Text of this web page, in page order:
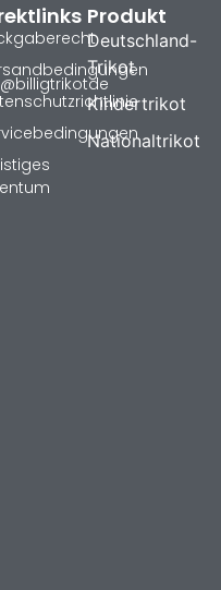
Produkt
Deutschland-
Trikot
Kindertrikot
Nationaltrikot